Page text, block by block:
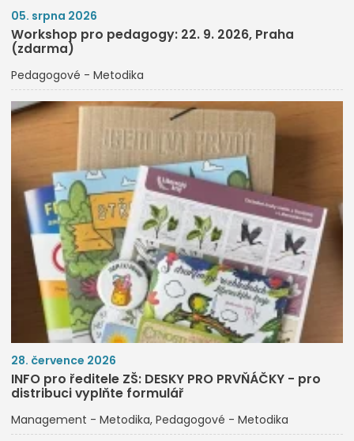
05. srpna 2026
Workshop pro pedagogy: 22. 9. 2026, Praha
(zdarma)
Pedagogové - Metodika
28. července 2026
INFO pro ředitele ZŠ: DESKY PRO PRVŇÁČKY - pro
distribuci vyplňte formulář
Management - Metodika Pedagogové - Metodika